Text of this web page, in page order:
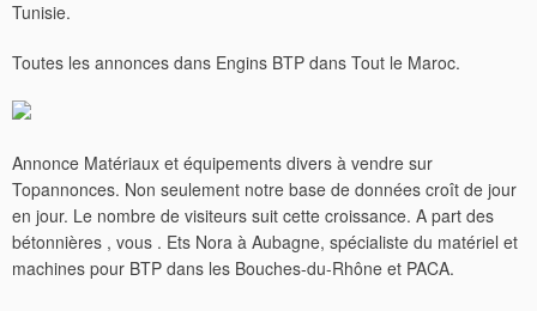
Tunisie.
Toutes les annonces dans Engins BTP dans Tout le Maroc.
Annonce Matériaux et équipements divers à vendre sur
Topannonces. Non seulement notre base de données croît de jour
en jour. Le nombre de visiteurs suit cette croissance. A part des
bétonnières , vous . Ets Nora à Aubagne, spécialiste du matériel et
machines pour BTP dans les Bouches-du-Rhône et PACA.